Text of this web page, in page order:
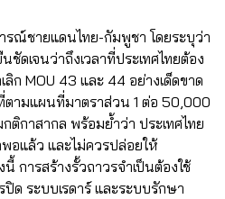
รณ์ชายแดนไทย-กัมพูชา โดยระบุว่า
ดเจนว่าถึงเวลาที่ประเทศไทยต้อง
ก MOU 43 และ 44 อย่างเด็ดขาด
ามแผนที่มาตราส่วน 1 ต่อ 50,000
ติกาสากล พร้อมย้ำว่า ประเทศไทย
อแล้ว และไม่ควรปล่อยให้
การสร้างรั้วถาวรจำเป็นต้องใช้
ด ระบบเรดาร์ และระบบรักษา